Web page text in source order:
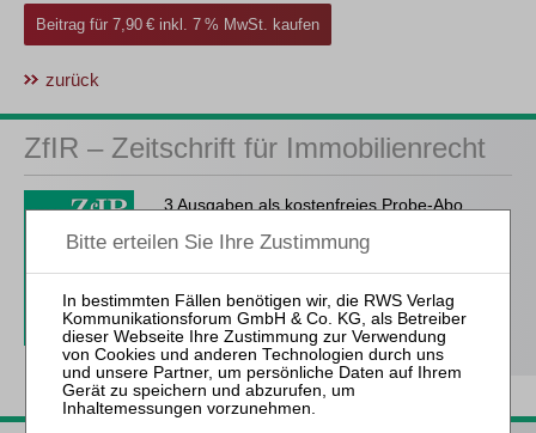
Beitrag für 7,90 € inkl. 7 % MwSt. kaufen
zurück
ZfIR – Zeitschrift für Immobilienrecht
3 Ausgaben als kostenfreies Probe-Abo
inkl. 14 Tage kostenfreie ZfIR-
Probe-Abo bestellen